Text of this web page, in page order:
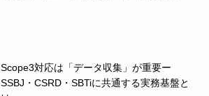
Scope3対応は「データ収集」が重要ー
SSBJ・CSRD・SBTiに共通する実務基盤と